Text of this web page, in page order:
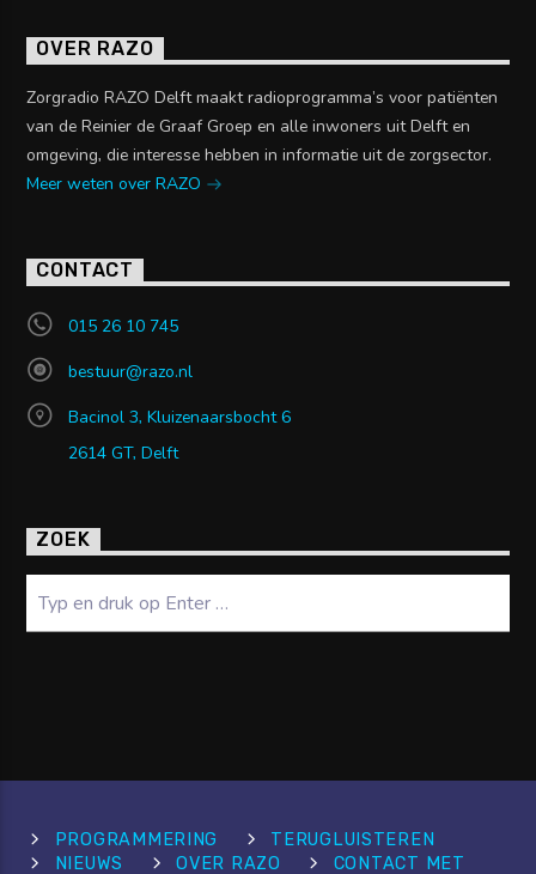
OVER RAZO
Zorgradio RAZO Delft maakt radioprogramma’s voor patiënten
van de Reinier de Graaf Groep en alle inwoners uit Delft en
omgeving, die interesse hebben in informatie uit de zorgsector.
Meer weten over RAZO
CONTACT
015 26 10 745
bestuur@razo.nl
Bacinol 3, Kluizenaarsbocht 6
2614 GT, Delft
ZOEK
PROGRAMMERING
TERUGLUISTEREN
NIEUWS
OVER RAZO CONTACT MET